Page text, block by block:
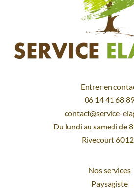
Entrer en
06 14 41 68 89
contact@service-
Du lundi au samedi de
Rivecourt
Nos services
Paysagiste